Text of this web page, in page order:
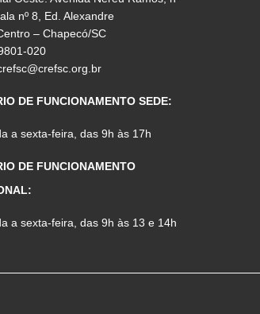
nº 8, Ed. Alexandre
– Chapecó/SC
020
DE FUNCIONAMENTO SEDE:
a sexta-feira, das 9h às 17h
DE FUNCIONAMENTO
a sexta-feira, das 9h às 13 e 14h